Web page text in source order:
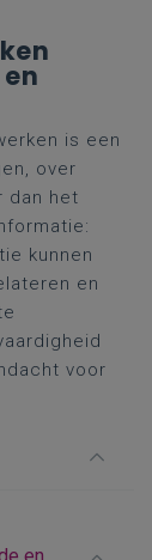
is een
over
dan het
kunnen
en
voor